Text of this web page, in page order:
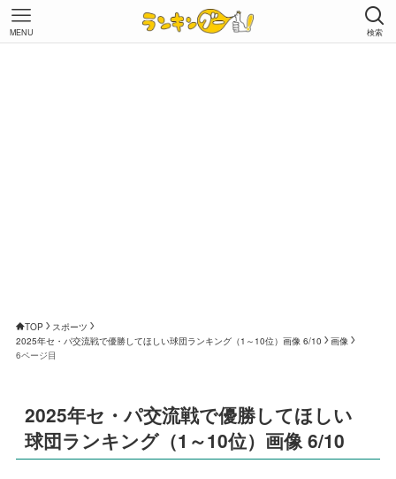
検索
MENU
TOP
スポーツ
2025年セ・パ交流戦で優勝してほしい球団ランキング（1～10位）画像 6/10
画像
6ページ目
2025年セ・パ交流戦で優勝してほしい
球団ランキング（1～10位）画像 6/10